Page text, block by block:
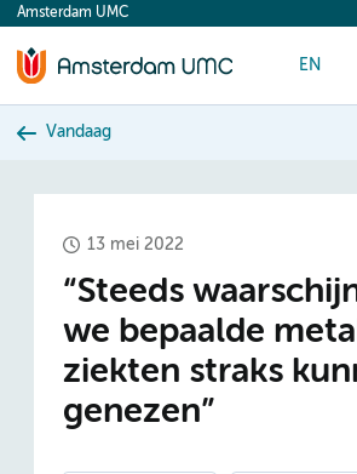
content
Amsterdam UMC
EN
Vandaag
13 mei 2022
“Steeds
we bepaalde
ziekten straks
genezen”